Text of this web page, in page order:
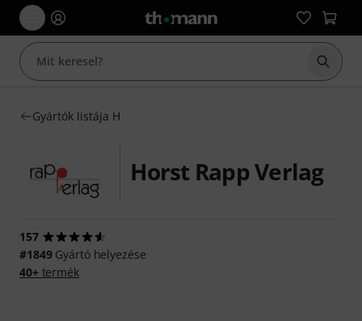
Gyártók listája H
Horst Rapp Verlag
157
#1849Gyártó helyezése
40+termék